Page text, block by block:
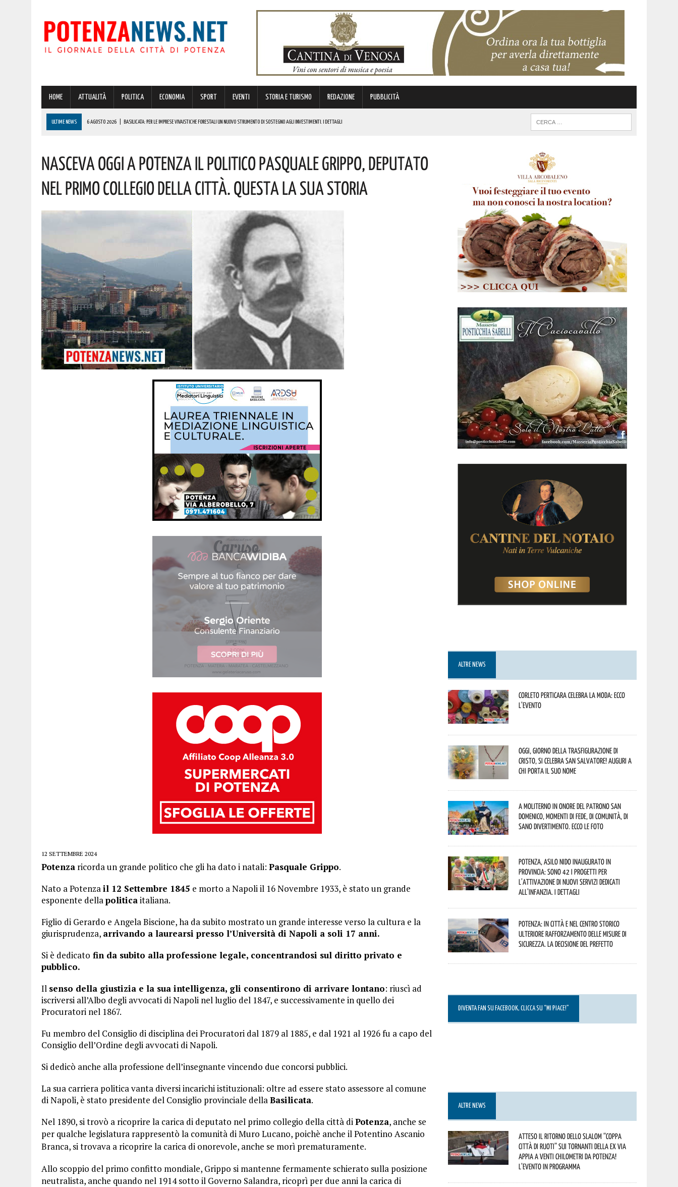
HOME ATTUALITÀ POLITICA ECONOMIA SPORT EVENTI STORIA E TURISMO REDAZIONE PUBBLICITÀ
ULTIME NEWS 6 AGOSTO 2026 BASILICATA: PER LE IMPRESE VIVAISTICHE FORESTALI UN NUOVO STRUMENTO DI SOSTEGNO AGLI INVESTIMENTI. I DETTAGLI
6 AGOSTO 2026 POTENZA, PER IL GRAVE INCENDIO IN PROVINCIA CARABINIERI FORESTALI DENUNCIANO UN 63ENNE. I DETTAGLI
6 AGOSTO 2026 | A BRIENZA ARRIVA LA SAGRA DELLA PATATELLA ACCOMPAGNATA DA TANTA BUONA MUSICA E DIVERTIMENTO. I DETTAGLI DELL’EVENTO
Nasceva Oggi A Potenza Il Politico Pasquale Grippo, Deputato
Nel Primo Collegio Della Città. Questa La Sua Storia
12 SETTEMBRE 2024
Potenza ricorda un grande politico che gli ha dato i natali: Pasquale Grippo.
Nato a Potenzail 12 Settembre 1845 e morto a Napoli il 16 Novembre 1933, è stato un grande
esponente dellapoliticaitaliana.
Figlio di Gerardo e Angela Biscione, ha da subito mostrato un grande interesse verso la cultura e la
giurisprudenza, arrivando a laurearsi presso l’Università di Napoli a soli 17 anni.
Si è dedicato fin da subito alla professione legale, concentrandosi sul diritto privato e
pubblico.
Il senso della giustizia e la sua intelligenza, gli consentirono di arrivare lontano: riuscì ad
iscriversi all’Albo degli avvocati di Napoli nel luglio del 1847, e successivamente in quello dei
Procuratori nel 1867.
Fu membro del Consiglio di disciplina dei Procuratori dal 1879 al 1885, e dal 1921 al 1926 fu a capo del
Consiglio dell’Ordine degli avvocati di Napoli.
Si dedicò anche alla professione dell’insegnante vincendo due concorsi pubblici.
La sua carriera politica vanta diversi incarichi istituzionali: oltre ad essere stato assessore al comune
di Napoli, è stato presidente del Consiglio provinciale dellaBasilicata.
Nel 1890, si trovò a ricoprire la carica di deputato nel primo collegio della città diPotenza, anche se
per qualche legislatura rappresentò la comunità di Muro Lucano, poichè anche il Potentino Ascanio
Branca, si trovava a ricoprire la carica di onorevole, anche se morì prematuramente.
Allo scoppio del primo confitto mondiale, Grippo si mantenne fermamente schierato sulla posizione
neutralista, anche quando nel 1914 sotto il Governo Salandra, ricoprì per due annila carica di
ALTRE NEWS
Corleto Perticara celebra la moda: ecco
l’evento
Oggi, giorno della Trasfigurazione di
Cristo, si celebra San Salvatore! Auguri a
chi porta il suo nome
A Moliterno in onore del Patrono San
Domenico, momenti di fede, di comunità, di
sano divertimento. Ecco le foto
Potenza, asilo nido inaugurato in
provincia: sono 42 i progetti per
l’attivazione di nuovi servizi dedicati
all’infanzia. I dettagli
Potenza: in città e nel centro storico
ulteriore rafforzamento delle misure di
sicurezza. La decisione del Prefetto
DIVENTA FAN SU FACEBOOK, CLICCA SU “MI PIACE!”
ALTRE NEWS
Atteso il ritorno dello slalom “Coppa
Città di Ruoti” sui tornanti della ex via
Appia a venti chilometri da Potenza!
L’evento in programma